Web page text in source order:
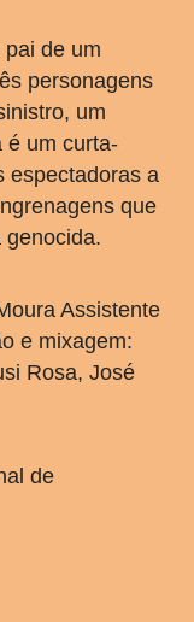
de um
personagens
um
é um curta-
espectadoras a
que
genocida.
Assistente
e mixagem:
Rosa, José
de